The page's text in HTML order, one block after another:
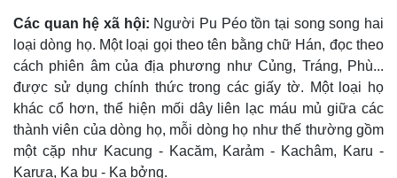
Các quan hệ xã hội: Người Pu Péo tồn tại song song hai
loại dòng họ. Một loại gọi theo tên bằng chữ Hán, đọc theo
cách phiên âm của địa phương như Củng, Tráng, Phù...
được sử dụng chính thức trong các giấy tờ. Một loại họ
khác cổ hơn, thể hiện mối dây liên lạc máu mủ giữa các
thành viên của dòng họ, mỗi dòng họ như thế thường gồm
một cặp như Kacung - Kacăm, Karảm - Kachâm, Karu -
Karựa, Ka bu - Ka bởng.